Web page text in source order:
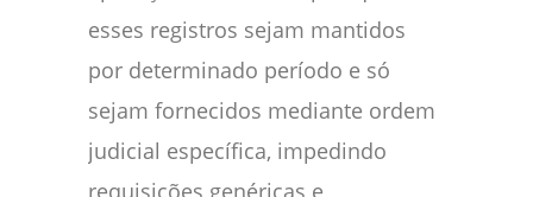
esses registros sejam mantidos
por determinado período e só
sejam fornecidos mediante ordem
judicial específica, impedindo
requisições genéricas e